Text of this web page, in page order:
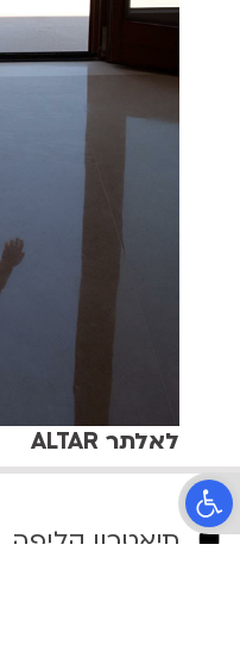
לאלתר ALTAR
תיאטרון קליפה
פתח סרגל נגישות